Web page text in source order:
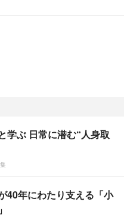
学ぶ 日常に潜む“人身取
40年にわたり支える「小